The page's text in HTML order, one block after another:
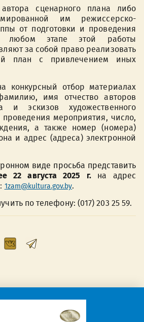
сценарного плана либо
им режиссерско-
от подготовки и проведения
любом этапе этой работы
за собой право реализовать
план с привлечением иных
конкурсный отбор материалах
имя отчество авторов
и эскизов художественного
мероприятия, число,
а также номер (номера)
и адрес (адреса) электронной
виде просьба представить
22 августа 2025 г. на адрес
: 1zam@kultura.gov.by.
по телефону: (017) 203 25 59.